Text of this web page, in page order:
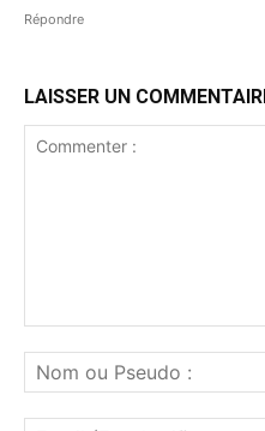
Répondre
LAISSER UN